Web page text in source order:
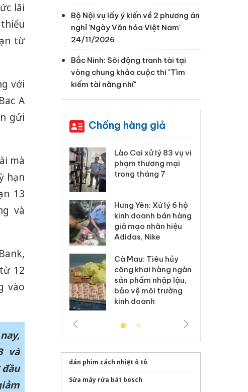
lãi
từ
với
A
gửi
mà
hạn
13
và
12
vào
và
Bộ Nội vụ lấy ý kiến về 2 phương án
nghỉ 'Ngày Văn hóa Việt Nam'
24/11/2026
Bắc Ninh: Sôi động tranh tài tại
vòng chung khảo cuộc thi "Tìm
kiếm tài năng nhí"
Chống hàng giả
bị hại trong vụ
sản xuất, buôn
yến sào giả
Hóa: Tìm bị
trong vụ án buôn
Giang: Đối tượng
mưu đường dây
hàng giả tại Phú
ra đầu thú
Lào Cai xử lý 83 vụ vi
phạm thương mại
trong tháng 7
Hưng Yên: Xử lý 6 hộ
kinh doanh bán hàng
giả mạo nhãn hiệu
Adidas, Nike
Cà Mau: Tiêu hủy
công khai hàng ngàn
sản phẩm nhập lậu,
bảo vệ môi trường
kinh doanh
dán phim cách nhiệt ô tô
Sửa máy rửa bát bosch